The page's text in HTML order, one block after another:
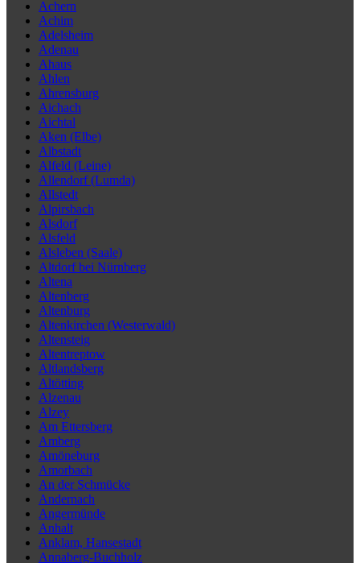
Achern
Achim
Adelsheim
Adenau
Ahaus
Ahlen
Ahrensburg
Aichach
Aichtal
Aken (Elbe)
Albstadt
Alfeld (Leine)
Allendorf (Lumda)
Allstedt
Alpirsbach
Alsdorf
Alsfeld
Alsleben (Saale)
Altdorf bei Nürnberg
Altena
Altenberg
Altenburg
Altenkirchen (Westerwald)
Altensteig
Altentreptow
Altlandsberg
Altötting
Alzenau
Alzey
Am Ettersberg
Amberg
Amöneburg
Amorbach
An der Schmücke
Andernach
Angermünde
Anhalt
Anklam, Hansestadt
Annaberg-Buchholz